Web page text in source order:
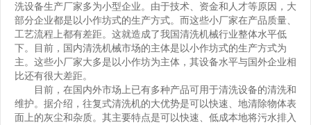
洗设备生产厂家多为小型企业。由于技术、资金和人才等原因，大
部分企业都是以小作坊式的生产方式。而这些小厂家在产品质量、
工艺流程上都有差距。这就造成了我国清洗机械行业整体水平低
下。目前，国内清洗机械市场的主体是以小作坊式的生产方式为
主。这些小厂家大多是以小作坊为主体，其设备水平与国外企业相
比还有很大差距。
目前，在国内外市场上已有多种产品可用于清洗设备的清洗和
维护。据介绍，往复式清洗机的大优势是可以快速、地清除物体表
面上的灰尘和杂质。其主要特点是可以快速、低成本地将污水排入